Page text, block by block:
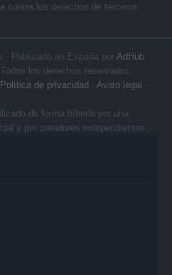
contra los derechos de terceros.
- Publicado en España por AdHub
los derechos reservados.
Política de privacidad - Aviso legal -
de forma híbrida por una
y por creadores independientes